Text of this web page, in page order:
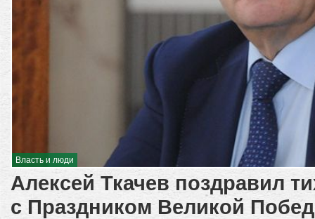
Власть и люди
Алексей Ткачев поздравил
с Праздником Великой